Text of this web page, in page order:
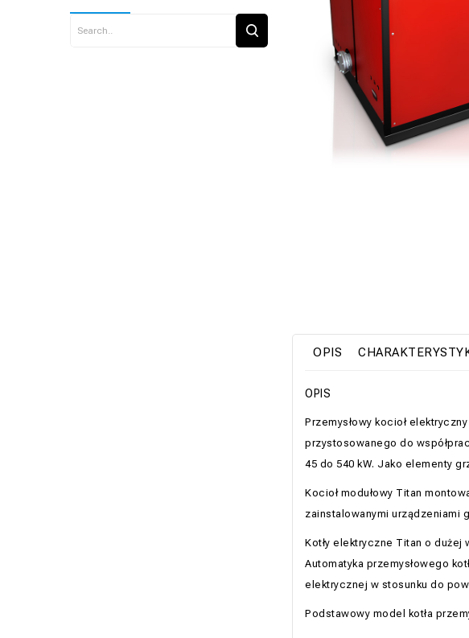
OPIS
OPIS
Przemysłowy kocioł
przystosowanego do
45 do 540 kW. Jako elementy
Kocioł modułowy Titan
zainstalowanymi urządzeniami
Kotły elektryczne Titan o
Automatyka przemysłowego
elektrycznej w stosunku do
Podstawowy model kotła